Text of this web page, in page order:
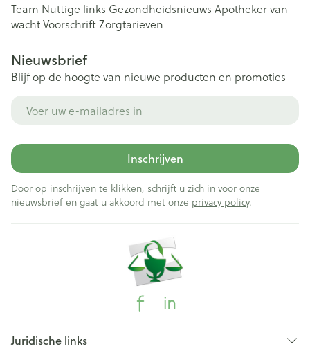
Team Nuttige links Gezondheidsnieuws Apotheker van
wachtVoorschriftZorgtarieven
Nieuwsbrief
Blijf op de hoogte van nieuwe producten en promoties
Inschrijven
Door op inschrijven te klikken, schrijft u zich in voor onze
nieuwsbrief en gaat u akkoord met onze privacy policy.
Juridische links